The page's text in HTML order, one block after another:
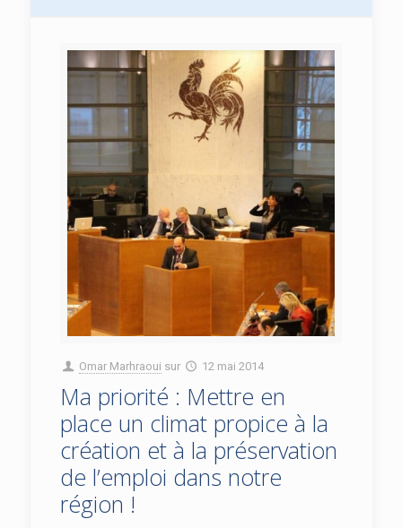
Omar Marhraoui sur 12 mai 2014
Ma priorité : Mettre en
place un climat propice à la
création et à la préservation
de l’emploi dans notre
région !